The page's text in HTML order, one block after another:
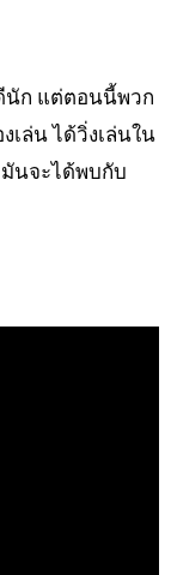
นัก แต่ตอนนี้พวก
ล่น ได้วิ่งเล่นใน
นจะได้พบกับ